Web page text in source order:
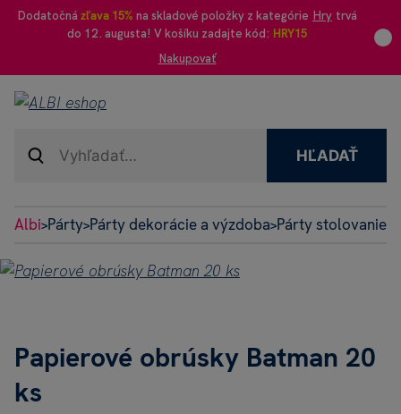
Dodatočná zľava 15% na skladové položky z kategórie Hry trvá
do 12. augusta! V košíku zadajte kód: HRY15
Nakupovať
HĽADAŤ
Albi>Párty>Párty dekorácie a výzdoba>Párty stolovanie
Papierové obrúsky Batman 20
ks